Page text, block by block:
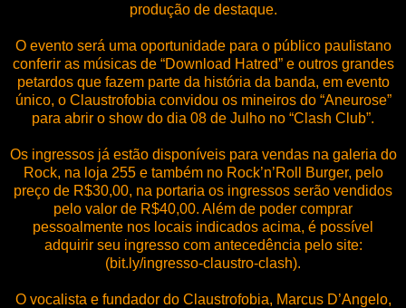
produção de destaque.
O evento será uma oportunidade para o público paulistano
conferir as músicas de “Download Hatred” e outros grandes
petardos que fazem parte da história da banda, em evento
único, o Claustrofobia convidou os mineiros do “Aneurose”
para abrir o show do dia 08 de Julho no “Clash Club”.
Os ingressos já estão disponíveis para vendas na galeria do
Rock, na loja 255 e também no Rock’n’Roll Burger, pelo
preço de R$30,00, na portaria os ingressos serão vendidos
pelo valor de R$40,00. Além de poder comprar
pessoalmente nos locais indicados acima, é possível
adquirir seu ingresso com antecedência pelo site:
(bit.ly/ingresso-claustro-clash).
O vocalista e fundador do Claustrofobia, Marcus D’Angelo,